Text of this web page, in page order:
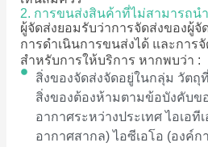
2. การขนส่งสินค้าที่ไม่สามารถน
ผู้จัดส่งยอมรับว่าการจัดส่งของผู้
การดำเนินการขนส่งได้ และการ
สำหรับการให้บริการ หากพบว่า :
สิ่งของจัดส่งจัดอยู่ในกลุ่ม วัตถุ
สิ่งของต้องห้ามตามข้อบังคับข
อากาศระหว่างประเทศ ไอเอที
อากาศสากล) ไอซีเอโอ (องค์